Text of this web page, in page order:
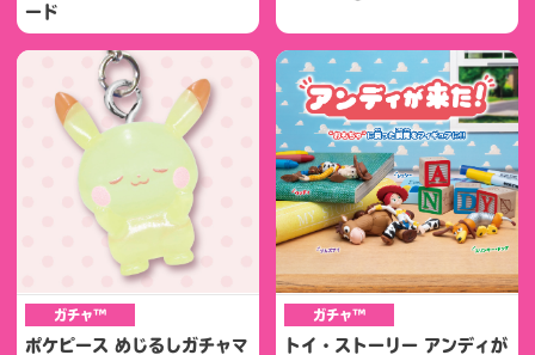
ード
ガチャ™
ポケピース めじるしガチャマ
ガチャ™
トイ・ストーリー アンディが